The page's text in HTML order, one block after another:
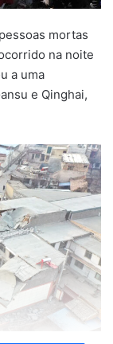
mortas
na noite
a uma
e Qinghai,